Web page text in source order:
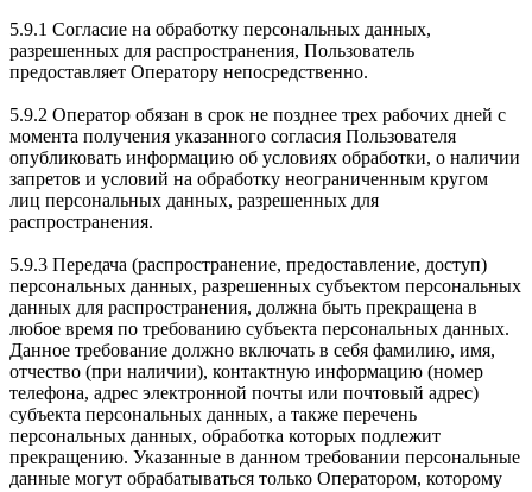
5.9.1 Согласие на обработку персональных данных,
разрешенных для распространения, Пользователь
предоставляет Оператору непосредственно.
5.9.2 Оператор обязан в срок не позднее трех рабочих дней с
момента получения указанного согласия Пользователя
опубликовать информацию об условиях обработки, о наличии
запретов и условий на обработку неограниченным кругом
лиц персональных данных, разрешенных для
распространения.
5.9.3 Передача (распространение, предоставление, доступ)
персональных данных, разрешенных субъектом персональных
данных для распространения, должна быть прекращена в
любое время по требованию субъекта персональных данных.
Данное требование должно включать в себя фамилию, имя,
отчество (при наличии), контактную информацию (номер
телефона, адрес электронной почты или почтовый адрес)
субъекта персональных данных, а также перечень
персональных данных, обработка которых подлежит
прекращению. Указанные в данном требовании персональные
данные могут обрабатываться только Оператором, которому